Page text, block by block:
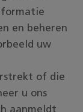
en beheren
uw
of die
u ons
aanmeldt